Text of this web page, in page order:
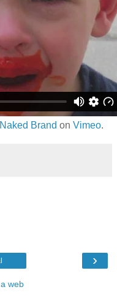
Brand on Vimeo.
›
web